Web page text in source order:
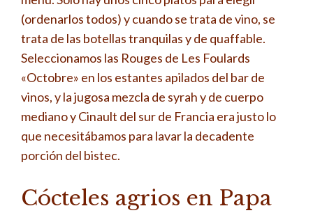
(ordenarlos todos) y cuando se trata de vino, se
trata de las botellas tranquilas y de quaffable.
Seleccionamos las Rouges de Les Foulards
«Octobre» en los estantes apilados del bar de
vinos, y la jugosa mezcla de syrah y de cuerpo
mediano y Cinault del sur de Francia era justo lo
que necesitábamos para lavar la decadente
porción del bistec.
Cócteles agrios en Papa